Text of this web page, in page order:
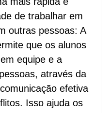
de trabalhar em
outras pessoas: A
que os alunos
equipe e a
através da
efetiva
Isso ajuda os